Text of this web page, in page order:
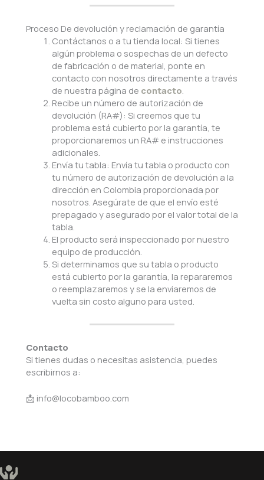
Proceso De devolución y reclamación de garantía
Contáctanos o a tu tienda local: Si tienes
algún problema o sospechas de un defecto
de fabricación o de material, ponte en
contacto con nosotros directamente a través
de nuestra página de contacto.
Recibe un número de autorización de
devolución (RA#): Si creemos que tu
problema está cubierto por la garantía, te
proporcionaremos un RA# e instrucciones
adicionales.
Envía tu tabla: Envía tu tabla o producto con
tu número de autorización de devolución a la
dirección en Colombia proporcionada por
nosotros. Asegúrate de que el envío esté
prepagado y asegurado por el valor total de la
tabla.
El producto será inspeccionado por nuestro
equipo de producción.
Si determinamos que su tabla o producto
está cubierto por la garantía, la repararemos
o reemplazaremos y se la enviaremos de
vuelta sin costo alguno para usted.
Contacto
Si tienes dudas o necesitas asistencia, puedes
escribirnos a:
📩 info@locobamboo.com